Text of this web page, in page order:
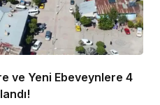
ve Yeni Ebeveynlere 4